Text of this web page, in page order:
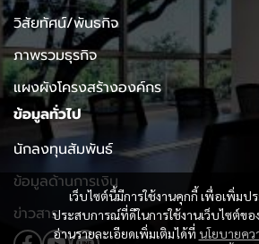
เว็บไซต์นี้มีการใช้งานคุกกี้ เพื่อเพิ่มป
ประสบการณ์ที่ดีในการใช้งานเว็บไซต์ข
อ่านรายละเอียดเพิ่มเติมได้ที่ นโยบายคว
วิสัยทัศน์/พันธกิจ
ภาพรวมธุรกิจ
แผงผังโครงสร้างองค์กร
ข้อมูลทั่วไป
นักลงทุนสัมพันธ์
ข้อมูลด้านการเงิน
ข่าวสาร